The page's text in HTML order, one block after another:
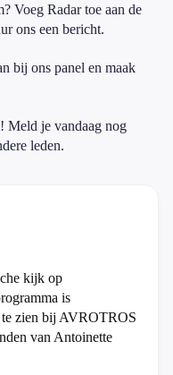
Voeg Radar toe aan de
ons een bericht.
bij ons panel en maak
Meld je vandaag nog
leden.
kijk op
is
zien bij AVROTROS
van Antoinette